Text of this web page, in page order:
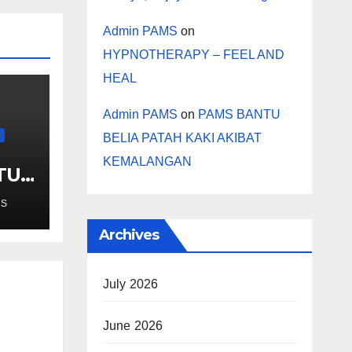
Admin PAMS on
HYPNOTHERAPY – FEEL AND
HEAL
Admin PAMS on PAMS BANTU
BELIA PATAH KAKI AKIBAT
KEMALANGAN
Archives
July 2026
June 2026